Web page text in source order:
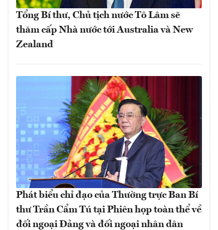
Tổng Bí thư, Chủ tịch nước Tô Lâm sẽ
thăm cấp Nhà nước tới Australia và New
Zealand
Phát biểu chỉ đạo của Thường trực Ban Bí
thư Trần Cẩm Tú tại Phiên họp toàn thể về
đối ngoại Đảng và đối ngoại nhân dân